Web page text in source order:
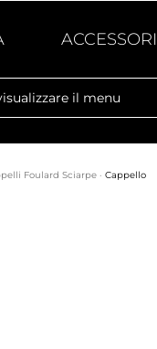
ACCESSORI
il menu
Foulard Sciarpe · Cappello